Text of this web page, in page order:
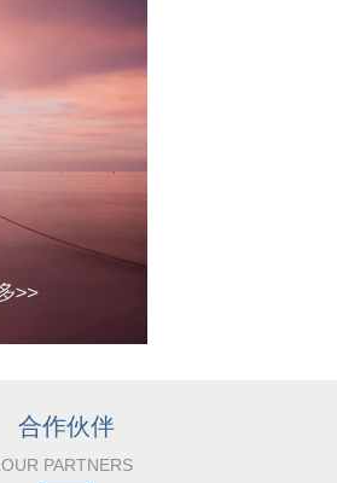
合作伙伴
OUR PARTNERS